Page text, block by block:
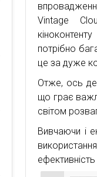
Vintage
потрібно
це за дуже
Отже, ось
що грає
світом
Вивчаючи і